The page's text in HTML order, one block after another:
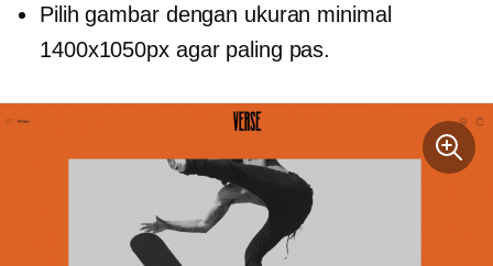
Pilih gambar dengan ukuran minimal
1400х1050px agar paling pas.